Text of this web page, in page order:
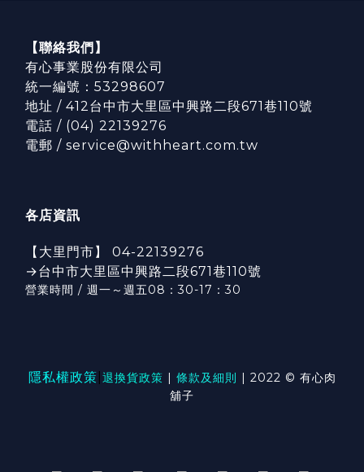
【聯絡我們】
有心事業股份有限公司
統一編號：53298607
地址 / 412台中市大里區中興路二段671巷110號
電話 / (04) 22139276
電郵 / service@withheart.com.tw
各店資訊
【大里門市】 04-22139276
→台中市大里區中興路二段671巷110號
營業時間 / 週一～週五08：30-17：30
隱私權政策 退換貨政策 | 條款及細則 | 2022 © 有心肉
舖子